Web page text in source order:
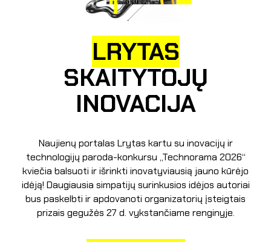
LRYTAS
SKAITYTOJŲ
INOVACIJA
Naujienų portalas Lrytas kartu su inovacijų ir
technologijų paroda-konkursu „Technorama 2026“
kviečia balsuoti ir išrinkti inovatyviausią jauno kūrėjo
idėją! Daugiausia simpatijų surinkusios idėjos autoriai
bus paskelbti ir apdovanoti organizatorių įsteigtais
prizais gegužės 27 d. vykstančiame renginyje.